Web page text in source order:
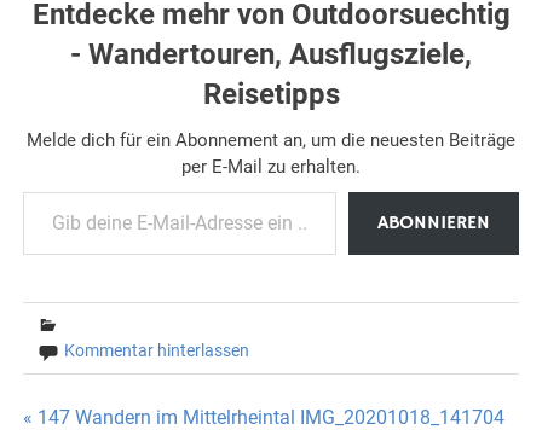
Entdecke mehr von Outdoorsuechtig
- Wandertouren, Ausflugsziele,
Reisetipps
Melde dich für ein Abonnement an, um die neuesten Beiträge
per E-Mail zu erhalten.
Gib deine E-Mail-Adresse ein ...
ABONNIEREN
Kommentar hinterlassen
Beitragsnavigation
« 147 Wandern im Mittelrheintal IMG_20201018_141704